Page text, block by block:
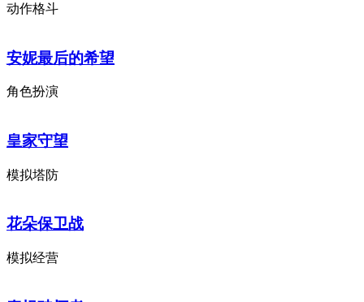
动作格斗
安妮最后的希望
角色扮演
皇家守望
模拟塔防
花朵保卫战
模拟经营